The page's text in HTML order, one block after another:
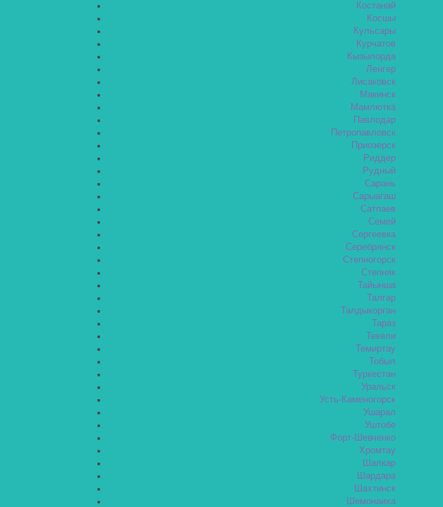
Костанай
Косшы
Кульсары
Курчатов
Кызылорда
Ленгер
Лисаковск
Макинск
Мамлютка
Павлодар
Петропавловск
Приозерск
Риддер
Рудный
Сарань
Сарыагаш
Сатпаев
Семей
Сергеевка
Серебрянск
Степногорск
Степняк
Тайынша
Талгар
Талдыкорган
Тараз
Текели
Темиртау
Тобыл
Туркестан
Уральск
Усть-Каменогорск
Ушарал
Уштобе
Форт-Шевченко
Хромтау
Шалкар
Шардара
Шахтинск
Шемонаиха